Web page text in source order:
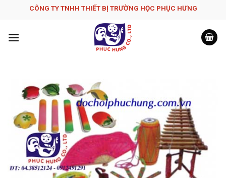
CÔNG TY TNHH THIẾT BỊ TRƯỜNG HỌC PHỤC H­ƯNG